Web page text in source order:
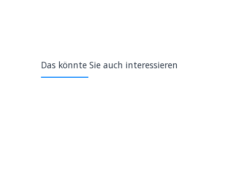
Das könnte Sie auch interessieren